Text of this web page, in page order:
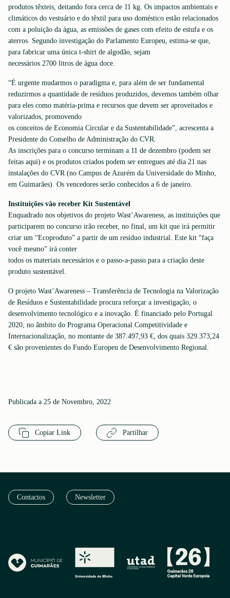
produtos têxteis, deitando fora cerca de 11 kg. Os impactos ambientais e
climáticos do vestuário e do têxtil para uso doméstico estão relacionados
com a poluição da água, as emissões de gases com efeito de estufa e os
aterros. Segundo investigação do Parlamento Europeu, estima-se que,
para fabricar uma única t-shirt de algodão, sejam
necessários 2700 litros de água doce.
“É urgente mudarmos o paradigma e, para além de ser fundamental
reduzirmos a quantidade de resíduos produzidos, devemos também olhar
para eles como matéria-prima e recursos que devem ser aproveitados e
valorizados, promovendo
os conceitos de Economia Circular e da Sustentabilidade”, acrescenta a
Presidente do Conselho de Administração do CVR.
As inscrições para o concurso terminam a 11 de dezembro (podem ser
feitas aqui) e os produtos criados podem ser entregues até dia 21 nas
instalações do CVR (no Campus de Azurém da Universidade do Minho,
em Guimarães). Os vencedores serão conhecidos a 6 de janeiro.
Instituições vão receber Kit Sustentável
Enquadrado nos objetivos do projeto Wast’Awareness, as instituições que
participarem no concurso irão receber, no final, um kit que irá permitir
criar um “Ecoproduto” a partir de um resíduo industrial. Este kit “faça
você mesmo” irá conter
todos os materiais necessários e o passo-a-passo para a criação deste
produto sustentável.
O projeto Wast’Awareness – Transferência de Tecnologia na Valorização
de Resíduos e Sustentabilidade procura reforçar a investigação, o
desenvolvimento tecnológico e a inovação. É financiado pelo Portugal
2020, no âmbito do Programa Operacional Competitividade e
Internacionalização, no montante de 387.497,93 €, dos quais 329.373,24
€ são provenientes do Fundo Europeu de Desenvolvimento Regional.
Publicada a 25 de Novembro, 2022
Copiar Link Partilhar
Contactos Newsletter